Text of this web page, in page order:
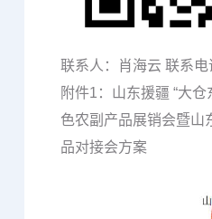
联系人：肖海云 联系
附件1：山东援疆 “大
色农副产品展销会暨山
品对接会方案